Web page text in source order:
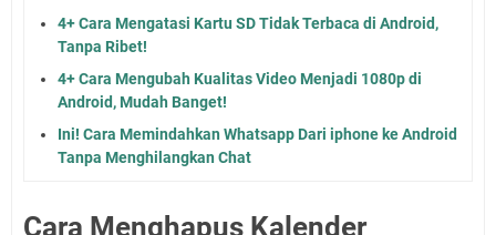
4+ Cara Mengatasi Kartu SD Tidak Terbaca di Android,
Tanpa Ribet!
4+ Cara Mengubah Kualitas Video Menjadi 1080p di
Android, Mudah Banget!
Ini! Cara Memindahkan Whatsapp Dari iphone ke Android
Tanpa Menghilangkan Chat
Cara Menghapus Kalender